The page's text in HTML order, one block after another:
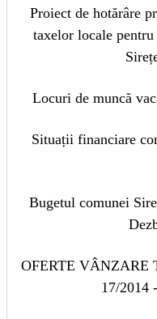
Proiect de hotărâre
taxelor locale
Locuri de muncă
Situații financiare
Bugetul comunei
OFERTE VÂNZARE
17/2014